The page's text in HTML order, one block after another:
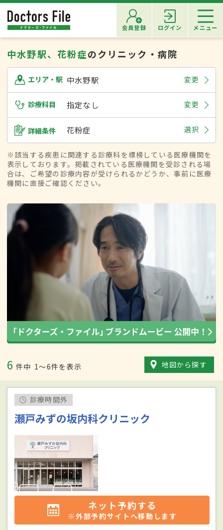
会員登録 ログイン メニュー
中水野駅、花粉症のクリニック・病院
エリア・駅 中水野駅 変更
診療科目 指定なし 変更
詳細条件 花粉症 選択
※該当する疾患に関連する診療科を標榜している医療機関を
表示しております。掲載されている医療機関を受診される場
合は、ご希望の診療内容が受けられるかどうか、事前に医療
機関に直接ご確認ください。
6 件中 1〜6件を表示 地図から探す
診療時間外
瀬戸みずの坂内科クリニック
ネット予約する
※外部予約サイトへ移動します